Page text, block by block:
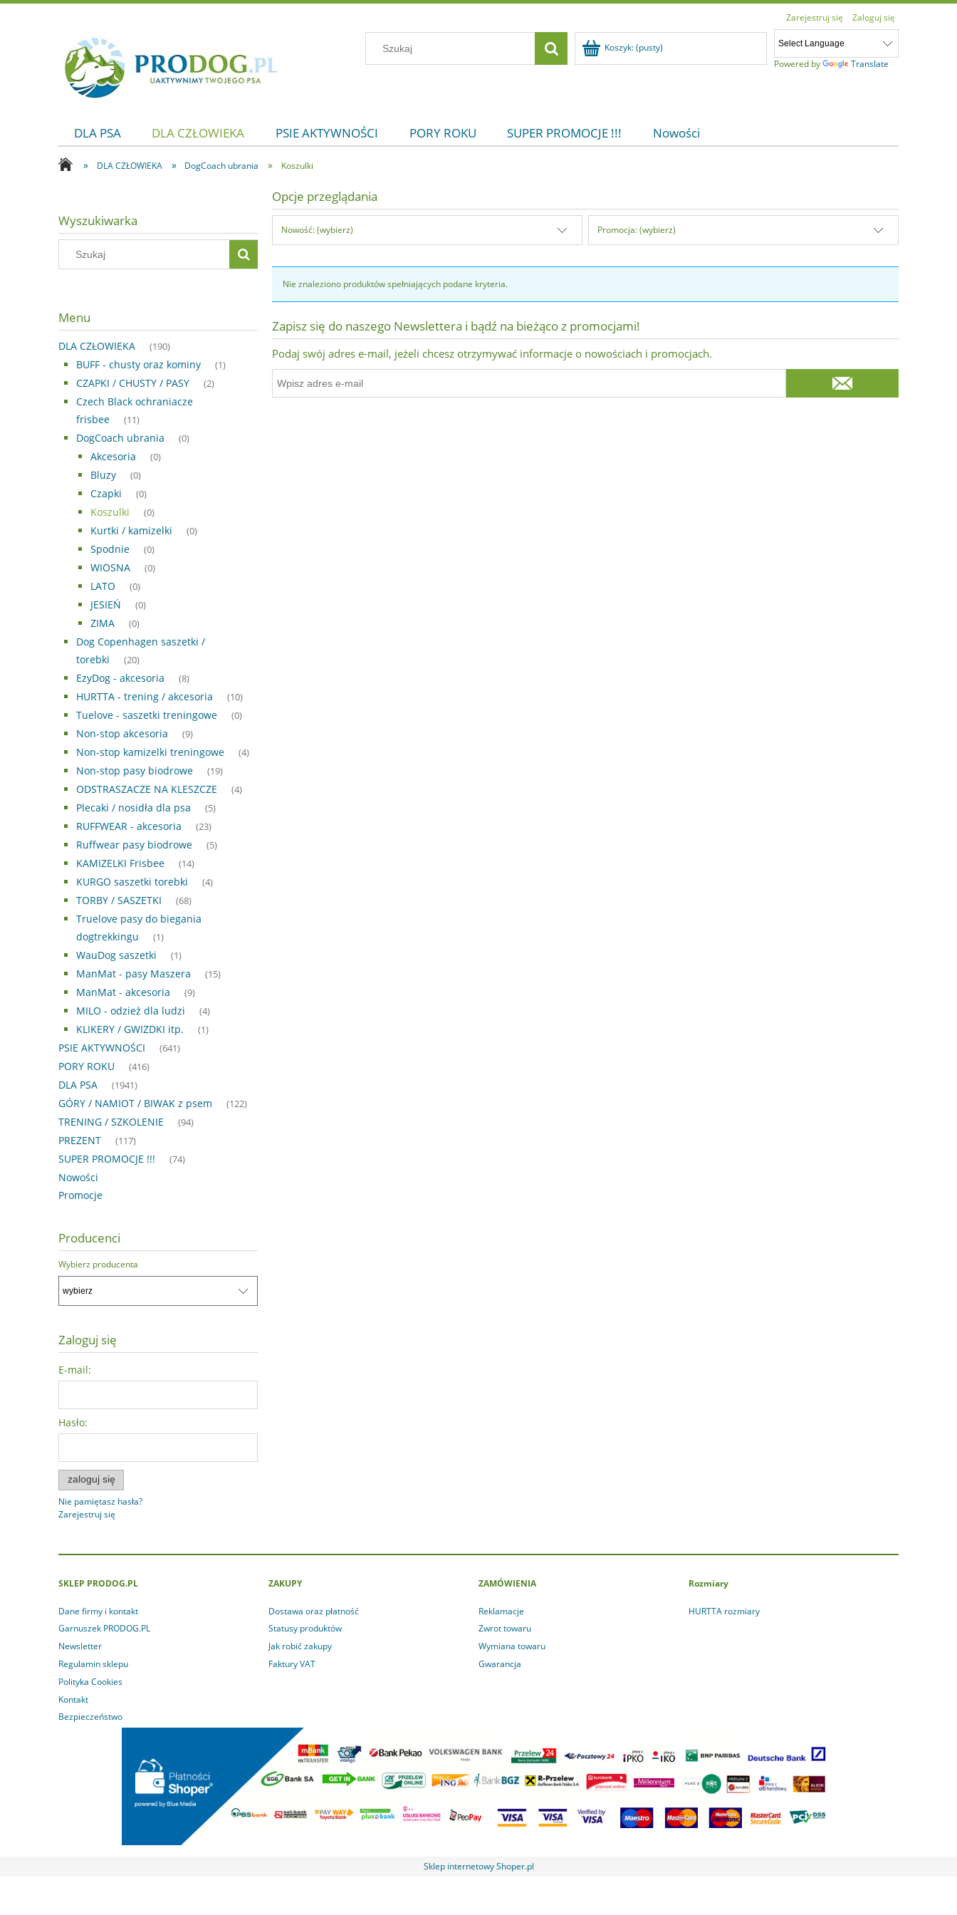
Zarejestruj się Zaloguj się
Powered by Translate
Koszyk: (pusty)
DLA PSA DLA CZŁOWIEKA PSIE AKTYWNOŚCI PORY ROKU SUPER PROMOCJE !!! Nowości
» DLA CZŁOWIEKA » DogCoach ubrania » Koszulki
Wyszukiwarka
Menu
DLA CZŁOWIEKA (190)
BUFF - chusty oraz kominy (1)
CZAPKI / CHUSTY / PASY (2)
Czech Black ochraniacze
frisbee
(11)
DogCoach ubrania (0)
Akcesoria (0)
Bluzy (0)
Czapki (0)
Koszulki (0)
Kurtki / kamizelki (0)
Spodnie (0)
WIOSNA (0)
LATO (0)
JESIEŃ (0)
ZIMA (0)
Dog Copenhagen saszetki /
torebki
(20)
EzyDog - akcesoria (8)
HURTTA - trening / akcesoria (10)
Tuelove - saszetki treningowe (0)
Non-stop akcesoria (9)
Non-stop kamizelki treningowe (4)
Non-stop pasy biodrowe (19)
ODSTRASZACZE NA KLESZCZE (4)
Plecaki / nosidła dla psa (5)
RUFFWEAR - akcesoria (23)
Ruffwear pasy biodrowe (5)
KAMIZELKI Frisbee (14)
KURGO saszetki torebki (4)
TORBY / SASZETKI (68)
Truelove pasy do biegania
dogtrekkingu
(1)
WauDog saszetki (1)
ManMat - pasy Maszera (15)
ManMat - akcesoria (9)
MILO - odzież dla ludzi (4)
KLIKERY / GWIZDKI itp. (1)
PSIE AKTYWNOŚCI (641)
PORY ROKU (416)
DLA PSA (1941)
GÓRY / NAMIOT / BIWAK z psem (122)
TRENING / SZKOLENIE (94)
PREZENT (117)
SUPER PROMOCJE !!! (74)
Nowości
Promocje
Producenci
Wybierz producenta
Zaloguj się
E-mail:
Hasło:
zaloguj się
Nie pamiętasz hasła?
Zarejestruj się
Opcje przeglądania
Nowość: (wybierz) Promocja: (wybierz)
Nie znaleziono produktów spełniających podane kryteria.
Zapisz się do naszego Newslettera i bądź na bieżąco z promocjami!
Podaj swój adres e-mail, jeżeli chcesz otrzymywać informacje o nowościach i promocjach.
SKLEP PRODOG.PL
Dane firmy i kontakt
Garnuszek PRODOG.PL
Newsletter
Regulamin sklepu
Polityka Cookies
Kontakt
Bezpieczeństwo
ZAKUPY
Dostawa oraz płatność
Statusy produktów
Jak robić zakupy
Faktury VAT
ZAMÓWIENIA
Reklamacje
Zwrot towaru
Wymiana towaru
Gwarancja
Rozmiary
HURTTA rozmiary
Sklep internetowy Shoper.pl